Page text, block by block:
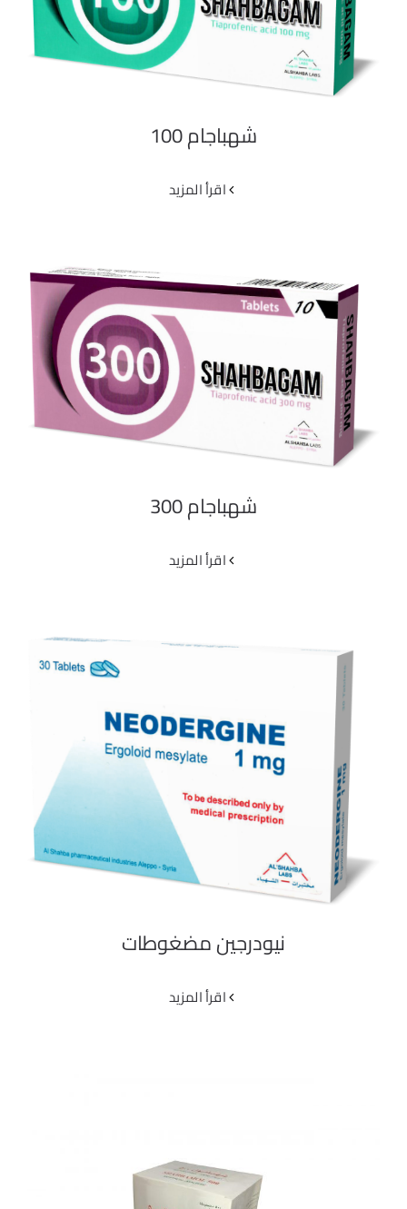
شهباجام 100
شهباجام 100
‫اقرأ المزيد
شهباجام 300
شهباجام 300
‫اقرأ المزيد
نيودرجين مضغوطات
نيودرجين مضغوطات
‫اقرأ المزيد